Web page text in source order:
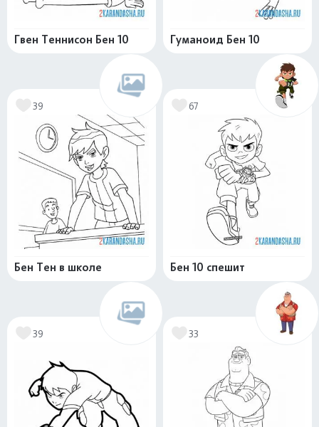
Гвен Теннисон Бен 10 Гуманоид Бен 10
39
Бен Тен в школе
67
Бен 10 спешит
39 33